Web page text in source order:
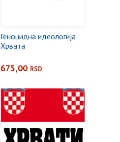
Геноцидна идеологија
Хрвата
675,00 RSD